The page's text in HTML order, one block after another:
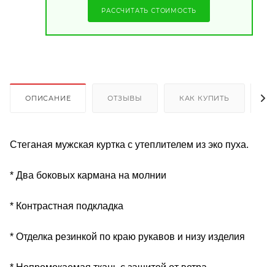
РАССЧИТАТЬ СТОИМОСТЬ
ОПИСАНИЕ ОТЗЫВЫ КАК КУПИТЬ
Стеганая мужская куртка с утеплителем из эко пуха.
* Два боковых кармана на молнии
* Контрастная подкладка
* Отделка резинкой по краю рукавов и низу изделия